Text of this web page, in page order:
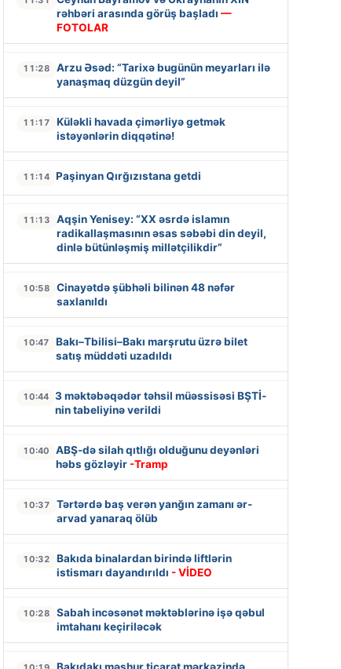
rəhbəri arasında görüş başladı —
FOTOLAR
11:28
Arzu Əsəd: “Tarixə bugünün meyarları ilə
yanaşmaq düzgün deyil”
11:17
Küləkli havada çimərliyə getmək
istəyənlərin diqqətinə!
11:14 Paşinyan Qırğızıstana getdi
11:13
Aqşin Yenisey: “XX əsrdə islamın
radikallaşmasının əsas səbəbi din deyil,
dinlə bütünləşmiş millətçilikdir”
10:58
Cinayətdə şübhəli bilinən 48 nəfər
saxlanıldı
10:47
Bakı–Tbilisi–Bakı marşrutu üzrə bilet
satış müddəti uzadıldı
10:44 3 məktəbəqədər təhsil müəssisəsi BŞTİ-
nin tabeliyinə verildi
10:40
ABŞ-də silah qıtlığı olduğunu deyənləri
həbs gözləyir -Tramp
10:37
Tərtərdə baş verən yanğın zamanı ər-
arvad yanaraq ölüb
10:32
Bakıda binalardan birində liftlərin
istismarı dayandırıldı - VİDEO
10:28
Sabah incəsənət məktəblərinə işə qəbul
imtahanı keçiriləcək